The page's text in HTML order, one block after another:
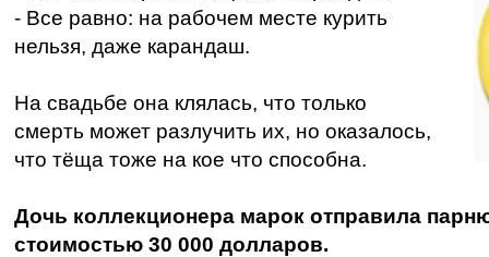
- Все равно: на рабочем месте курить
нельзя, даже карандаш.
На свадьбе она клялась, что только
смерть может разлучить их, но оказалось,
что тёща тоже на кое что способна.
Дочь коллекционера марок отправила
стоимостью 30 000 долларов.